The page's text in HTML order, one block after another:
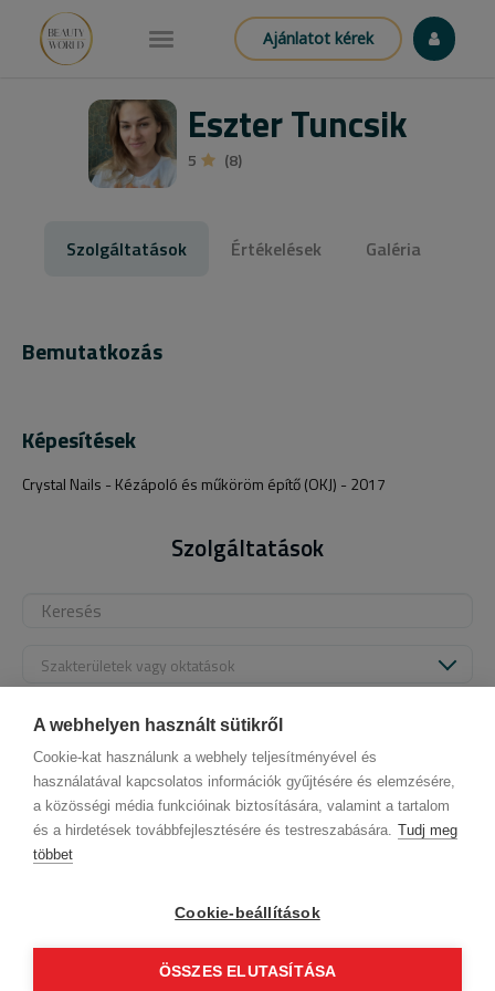
A webhelyen használt sütikről
Cookie-kat használunk a webhely teljesítményével és
használatával kapcsolatos információk gyűjtésére és elemzésére,
a közösségi média funkcióinak biztosítására, valamint a tartalom
és a hirdetések továbbfejlesztésére és testreszabására. Tudj meg
többet
Cookie-beállítások
ÖSSZES ELUTASÍTÁSA
Ajánlatot kérek
Eszter Tuncsik
5 (8)
Szolgáltatások Értékelések Galéria
Bemutatkozás
Képesítések
Crystal Nails - Kézápoló és műköröm építő (OKJ) - 2017
Szolgáltatások
Szakterületek vagy oktatások
Alapértelmezett
Kövess minket!